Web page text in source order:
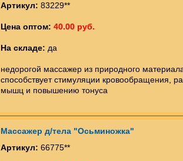
Артикул: 83229**
Цена оптом: 40.00 руб.
На складе: да
недорогой массажер из природного
способствует стимуляции кровообращения,
мышц и повышению тонуса
Массажер д/тела "Осьминожка"
Артикул: 66775**